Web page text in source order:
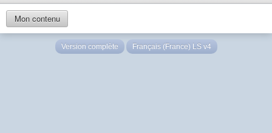
Mon contenu
Version complète Français (France) LS v4